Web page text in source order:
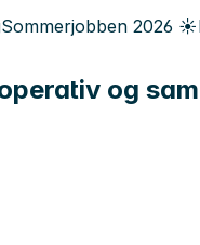
Sommerjobben 2026 ☀️
og